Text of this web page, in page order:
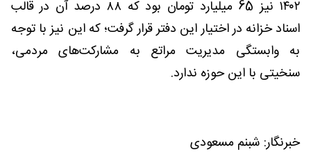
۱۴۰۲ نیز 65 میلیارد تومان بود که ۸۸ درصد آن در قالب
اسناد خزانه در اختیار این دفتر قرار گرفت؛ که این نیز با توجه
به وابستگی مدیریت مراتع به مشارکت‌های مردمی،
سنخیتی با این حوزه ندارد.
خبرنگار: شبنم مسعودی